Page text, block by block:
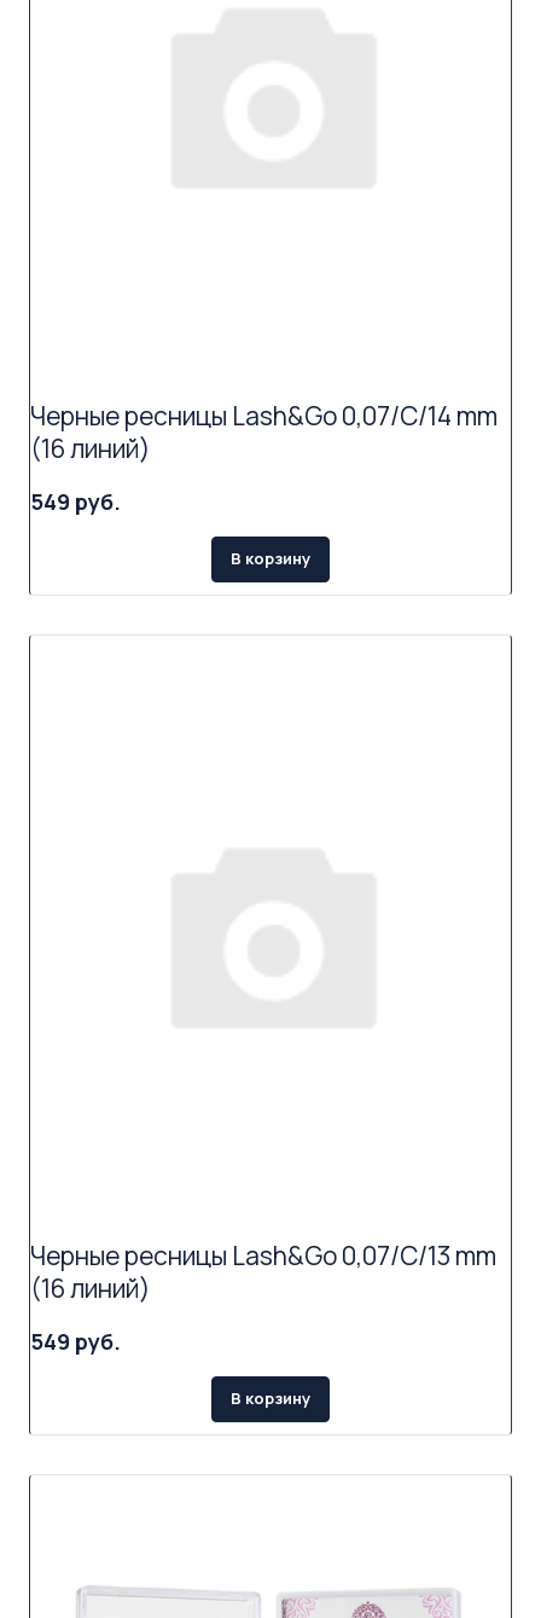
Черные ресницы Lash&Go 0,07/C/14 mm
(16 линий)
549 руб.
В корзину
Черные ресницы Lash&Go 0,07/C/13 mm
(16 линий)
549 руб.
В корзину